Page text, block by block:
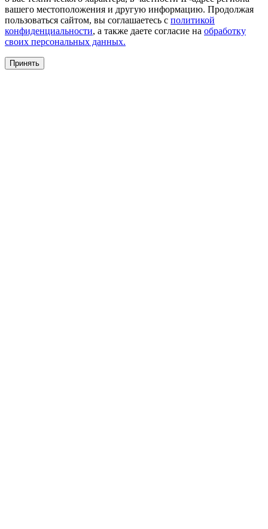
вашего местоположения и другую информацию. Продолжая
пользоваться сайтом, вы соглашаетесь с политикой
конфиденциальности, а также даете согласие на обработку
своих персональных данных.
Принять